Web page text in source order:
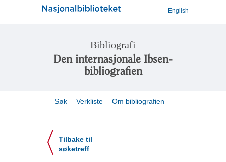
English
Bibliografi
Den internasjonale Ibsen-
bibliografien
Søk Verkliste Om bibliografien
Tilbake til
søketreff